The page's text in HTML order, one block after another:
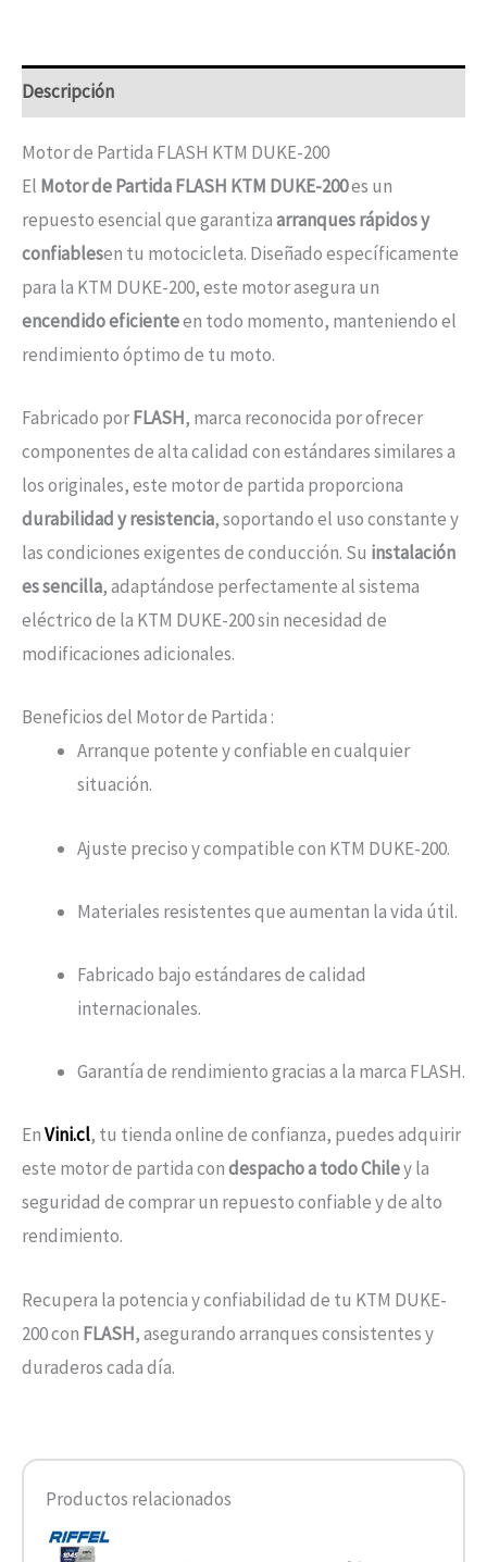
Descripción
Motor de Partida FLASH KTM DUKE-200
El Motor de Partida FLASH KTM DUKE-200es un
repuesto esencial que garantizaarranques rápidos y
confiablesen tu motocicleta. Diseñado específicamente
para la KTM DUKE-200, este motor asegura un
encendido eficienteen todo momento, manteniendo el
rendimiento óptimo de tu moto.
Fabricado porFLASH, marca reconocida por ofrecer
componentes de alta calidad con estándares similares a
los originales, este motor de partida proporciona
durabilidad y resistencia, soportando el uso constante y
las condiciones exigentes de conducción. Su instalación
es sencilla, adaptándose perfectamente al sistema
eléctrico de la KTM DUKE-200 sin necesidad de
modificaciones adicionales.
Beneficios del Motor de Partida :
Arranque potente y confiable en cualquier
situación.
Ajuste preciso y compatible con KTM DUKE-200.
Materiales resistentes que aumentan la vida útil.
Fabricado bajo estándares de calidad
internacionales.
Garantía de rendimiento gracias a la marca FLASH.
EnVini.cl, tu tienda online de confianza, puedes adquirir
este motor de partida condespacho a todo Chiley la
seguridad de comprar un repuesto confiable y de alto
rendimiento.
Recupera la potencia y confiabilidad de tu KTM DUKE-
200 con FLASH, asegurando arranques consistentes y
duraderos cada día.
Productos relacionados